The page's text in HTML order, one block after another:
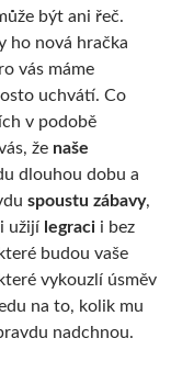
být ani řeč.
ho nová hračka
vás máme
uchvátí. Co
v podobě
že naše
dlouhou dobu a
spoustu zábavy,
užijí legraci i bez
budou vaše
vykouzlí úsměv
na to, kolik mu
nadchnou.